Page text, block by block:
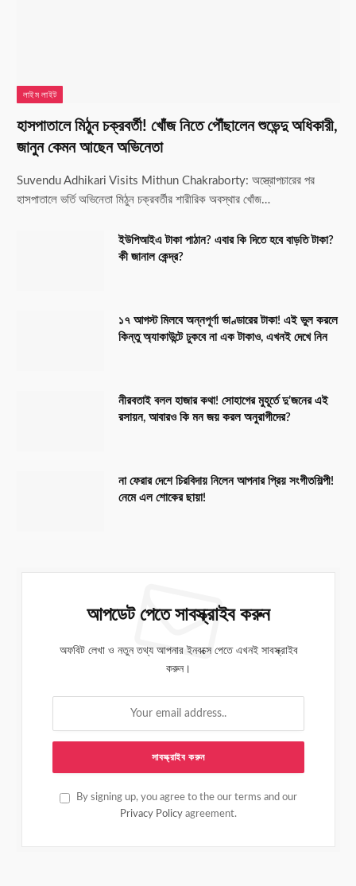
লাইম লাইট
হাসপাতালে মিঠুন চক্রবর্তী! খোঁজ নিতে পৌঁছালেন শুভেন্দু অধিকারী,
জানুন কেমন আছেন অভিনেতা
Suvendu Adhikari Visits Mithun Chakraborty: অস্ত্রোপচারের পর
হাসপাতালে ভর্তি অভিনেতা মিঠুন চক্রবর্তীর শারীরিক অবস্থার খোঁজ…
ইউপিআইএ টাকা পাঠান? এবার কি দিতে হবে বাড়তি টাকা?
কী জানাল কেন্দ্র?
১৭ আগস্ট মিলবে অন্নপূর্ণা ভাণ্ডারের টাকা! এই ভুল করলে
কিন্তু অ্যাকাউন্টে ঢুকবে না এক টাকাও, এখনই দেখে নিন
নীরবতাই বলল হাজার কথা! সোহাগের মুহূর্তে দু’জনের এই
রসায়ন, আবারও কি মন জয় করল অনুরাগীদের?
না ফেরার দেশে চিরবিদায় নিলেন আপনার প্রিয় সংগীতশিল্পী!
নেমে এল শোকের ছায়া!
আপডেট পেতে সাবস্ক্রাইব করুন
অফবিট লেখা ও নতুন তথ্য আপনার ইনবক্সে পেতে এখনই সাবস্ক্রাইব
করুন।
By signing up, you agree to the our terms and our
Privacy Policy agreement.